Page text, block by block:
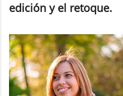
edición y el retoque.